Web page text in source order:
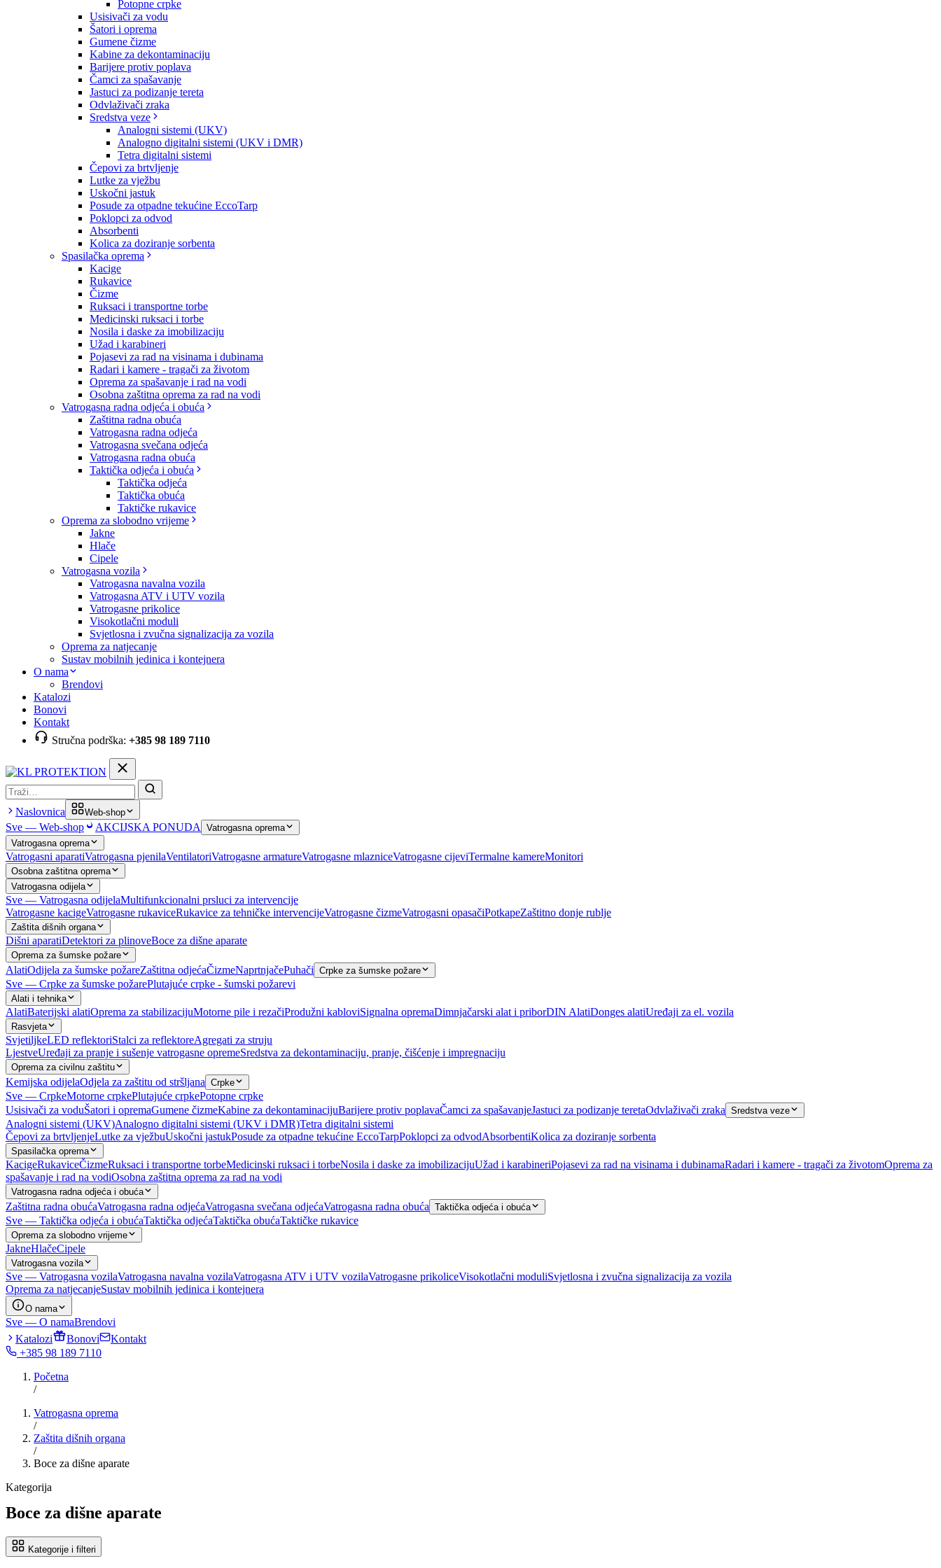
Potopne crpke
Usisivači za vodu
Šatori i oprema
Gumene čizme
Kabine za dekontaminaciju
Barijere protiv poplava
Čamci za spašavanje
Jastuci za podizanje tereta
Odvlaživači zraka
Sredstva veze
Analogni sistemi (UKV)
Analogno digitalni sistemi (UKV i DMR)
Tetra digitalni sistemi
Čepovi za brtvljenje
Lutke za vježbu
Uskočni jastuk
Posude za otpadne tekućine EccoTarp
Poklopci za odvod
Absorbenti
Kolica za doziranje sorbenta
Spasilačka oprema
Kacige
Rukavice
Čizme
Ruksaci i transportne torbe
Medicinski ruksaci i torbe
Nosila i daske za imobilizaciju
Užad i karabineri
Pojasevi za rad na visinama i dubinama
Radari i kamere - tragači za životom
Oprema za spašavanje i rad na vodi
Osobna zaštitna oprema za rad na vodi
Vatrogasna radna odjeća i obuća
Zaštitna radna obuća
Vatrogasna radna odjeća
Vatrogasna svečana odjeća
Vatrogasna radna obuća
Taktička odjeća i obuća
Taktička odjeća
Taktička obuća
Taktičke rukavice
Oprema za slobodno vrijeme
Jakne
Hlače
Cipele
Vatrogasna vozila
Vatrogasna navalna vozila
Vatrogasna ATV i UTV vozila
Vatrogasne prikolice
Visokotlačni moduli
Svjetlosna i zvučna signalizacija za vozila
Oprema za natjecanje
Sustav mobilnih jedinica i kontejnera
O nama
Brendovi
Katalozi
Bonovi
Kontakt
Stručna podrška: +385 98 189 7110
Pretraga
Naslovnica Web-shop
Sve — Web-shop AKCIJSKA PONUDA
Vatrogasna oprema
Vatrogasna oprema
Vatrogasni aparatiVatrogasna pjenilaVentilatoriVatrogasne armatureVatrogasne mlazniceVatrogasne cijeviTermalne kamereMonitori
Osobna zaštitna oprema
Vatrogasna odijela
Sve — Vatrogasna odijelaMultifunkcionalni prsluci za intervencije
Vatrogasne kacigeVatrogasne rukaviceRukavice za tehničke intervencijeVatrogasne čizmeVatrogasni opasačiPotkapeZaštitno donje rublje
Zaštita dišnih organa
Dišni aparatiDetektori za plinoveBoce za dišne aparate
Oprema za šumske požare
AlatiOdijela za šumske požareZaštitna odjećaČizmeNaprtnjačePuhači Crpke za šumske požare
Sve — Crpke za šumske požarePlutajuće crpke - šumski požarevi
Alati i tehnika
AlatiBaterijski alatiOprema za stabilizacijuMotorne pile i rezačiProdužni kabloviSignalna opremaDimnjačarski alat i priborDIN AlatiDonges alatiUređaji za el. vozila
Rasvjeta
SvjetiljkeLED reflektoriStalci za reflektoreAgregati za struju
LjestveUređaji za pranje i sušenje vatrogasne opremeSredstva za dekontaminaciju, pranje, čišćenje i impregnaciju
Oprema za civilnu zaštitu
Kemijska odijelaOdjela za zaštitu od stršljana Crpke
Sve — CrpkeMotorne crpkePlutajuće crpkePotopne crpke
Usisivači za voduŠatori i opremaGumene čizmeKabine za dekontaminacijuBarijere protiv poplavaČamci za spašavanjeJastuci za podizanje teretaOdvlaživači zraka Sredstva veze
Analogni sistemi (UKV)Analogno digitalni sistemi (UKV i DMR)Tetra digitalni sistemi
Čepovi za brtvljenjeLutke za vježbuUskočni jastukPosude za otpadne tekućine EccoTarpPoklopci za odvodAbsorbentiKolica za doziranje sorbenta
Spasilačka oprema
KacigeRukaviceČizmeRuksaci i transportne torbeMedicinski ruksaci i torbeNosila i daske za imobilizacijuUžad i karabineriPojasevi za rad na visinama i dubinamaRadari i kamere - tragači za životomOprema za
spašavanje i rad na vodiOsobna zaštitna oprema za rad na vodi
Vatrogasna radna odjeća i obuća
Zaštitna radna obućaVatrogasna radna odjećaVatrogasna svečana odjećaVatrogasna radna obuća Taktička odjeća i obuća
Sve — Taktička odjeća i obućaTaktička odjećaTaktička obućaTaktičke rukavice
Oprema za slobodno vrijeme
JakneHlačeCipele
Vatrogasna vozila
Sve — Vatrogasna vozilaVatrogasna navalna vozilaVatrogasna ATV i UTV vozilaVatrogasne prikoliceVisokotlačni moduliSvjetlosna i zvučna signalizacija za vozila
Oprema za natjecanjeSustav mobilnih jedinica i kontejnera
O nama
Sve — O namaBrendovi
Katalozi
Bonovi
Kontakt
+385 98 189 7110
Početna
/
Vatrogasna oprema
/
Zaštita dišnih organa
/
Boce za dišne aparate
Kategorija
Boce za dišne aparate
Kategorije i filteri